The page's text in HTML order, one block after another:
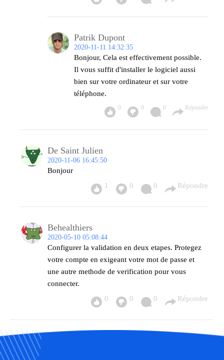
Patrik Dupont
2020-11-11 14:32:35
Bonjour, Cela est effectivement possible.
Il vous suffit d'installer le logiciel aussi
bien sur votre ordinateur et sur votre
téléphone.
0 0 0 Répondre
De Saint Julien
2020-11-06 16:45:50
Bonjour
1
0 0 Répondre
Behealthiers
2020-05-10 05:08:44
Configurer la validation en deux etapes. Protegez
votre compte en exigeant votre mot de passe et
une autre methode de verification pour vous
connecter.
0
0 0 Répondre